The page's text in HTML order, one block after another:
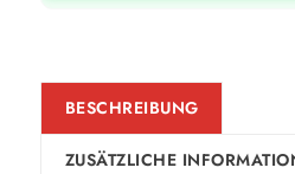
BESCHREIBUNG
ZUSÄTZLICHE